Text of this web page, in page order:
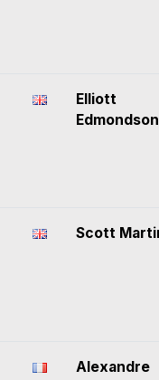
Elliott
Edmondson
Scott
Alexandre